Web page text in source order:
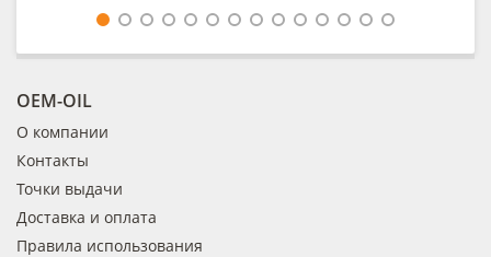
OEM-OIL
О компании
Контакты
Точки выдачи
Доставка и оплата
Правила использования